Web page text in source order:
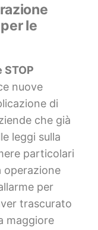
le
STOP
nuove
di
che già
leggi sulla
particolari
operazione
per
trascurato
maggiore